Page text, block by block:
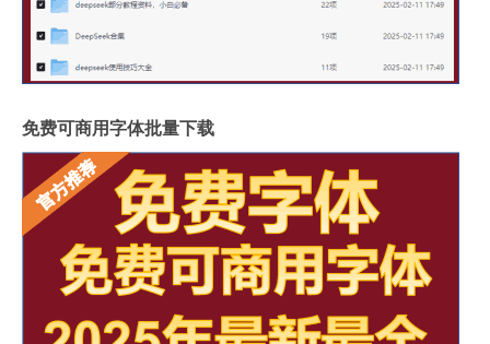
免费可商用字体批量下载